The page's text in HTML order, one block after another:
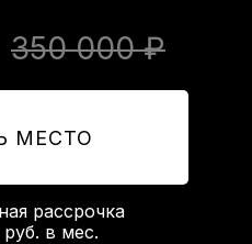
350 000 ₽
МЕСТО
рассрочка
в мес.